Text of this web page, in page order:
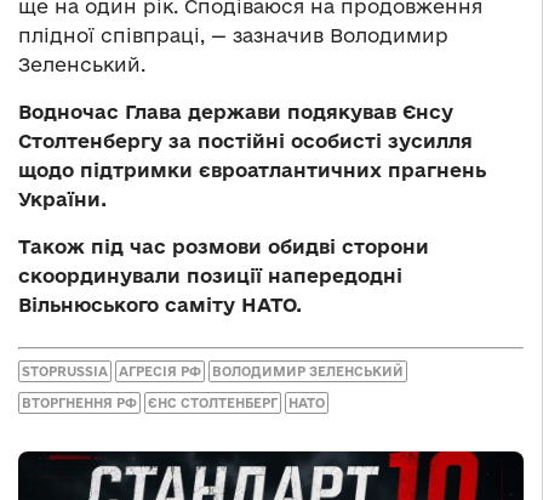
ще на один рік. Сподіваюся на продовження
плідної співпраці, — зазначив Володимир
Зеленський.
Водночас Глава держави подякував Єнсу
Столтенбергу за постійні особисті зусилля
щодо підтримки євроатлантичних прагнень
України.
Також під час розмови обидві сторони
скоординували позиції напередодні
Вільнюського саміту НАТО.
STOPRUSSIA АГРЕСІЯ РФ ВОЛОДИМИР ЗЕЛЕНСЬКИЙ
ВТОРГНЕННЯ РФ ЄНС СТОЛТЕНБЕРГ НАТО